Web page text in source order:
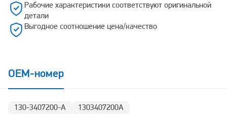
Рабочие характеристики соответствуют оригинальной
детали
Выгодное соотношение цена/качество
OEM-номер
130-3407200-А 1303407200А